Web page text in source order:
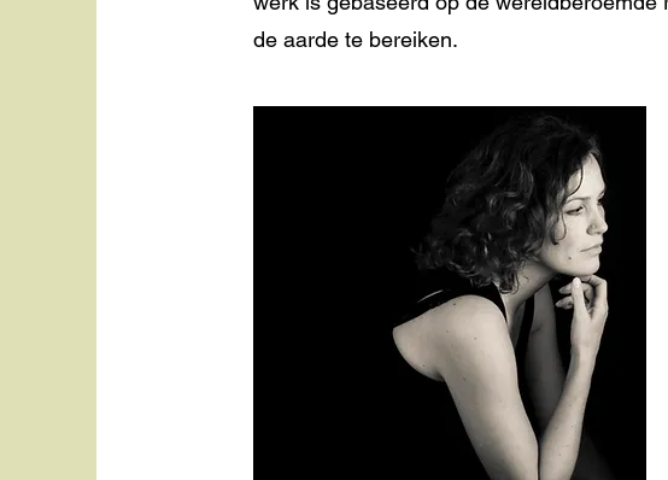
de aarde te bereiken.